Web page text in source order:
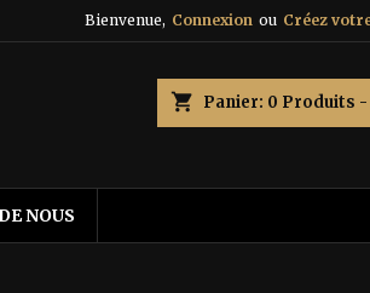
Bienvenue, Connexion ou Créez
shopping_cart Panier: 0 Produits -
NOUS